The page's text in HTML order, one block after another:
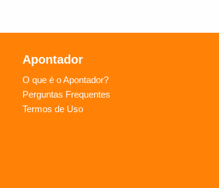
Apontador
O que é o Apontador?
Perguntas Frequentes
Termos de Uso